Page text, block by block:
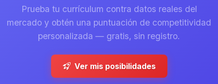
Prueba tu currículum contra datos reales del
mercado y obtén una puntuación de competitividad
personalizada — gratis, sin registro.
Ver mis posibilidades